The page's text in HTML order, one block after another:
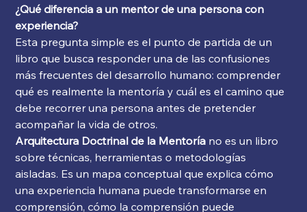
¿Qué diferencia a un mentor de una persona con
experiencia?
Esta pregunta simple es el punto de partida de un
libro que busca responder una de las confusiones
más frecuentes del desarrollo humano: comprender
qué es realmente la mentoría y cuál es el camino que
debe recorrer una persona antes de pretender
acompañar la vida de otros.
Arquitectura Doctrinal de la Mentoría no es un libro
sobre técnicas, herramientas o metodologías
aisladas. Es un mapa conceptual que explica cómo
una experiencia humana puede transformarse en
comprensión, cómo la comprensión puede